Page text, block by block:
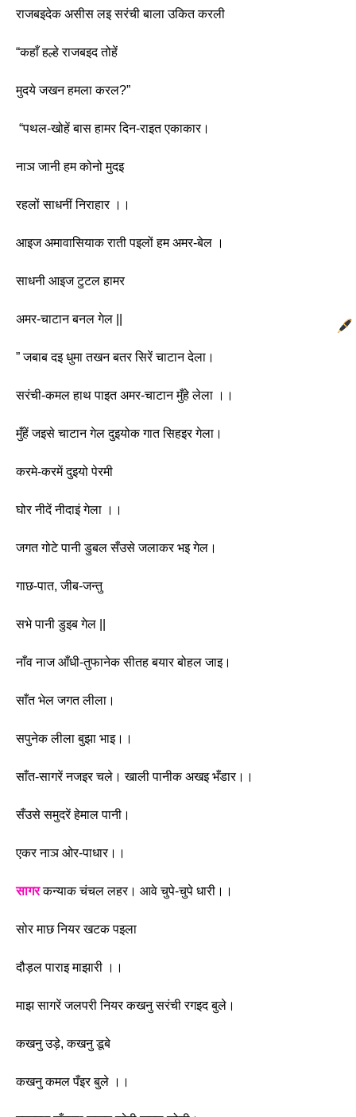
राजबइदेक असीस लइ सरंची बाला उकित करली
“कहाँ हल्हे राजबइद तोहें
मुदये जखन हमला करल?”
“पथल-खोहें बास हामर दिन-राइत एकाकार।
नाञ जानी हम कोनो मुदइ
रहलों साधनीं निराहार ।।
आइज अमावासियाक राती पइलों हम अमर-बेल ।
साधनी आइज टुटल हामर
अमर-चाटान बनल गेल ||
” जबाब दइ धुमा तखन बतर सिरें चाटान देला।
सरंची-कमल हाथ पाइत अमर-चाटान मुँहे लेला ।।
मुँहें जइसे चाटान गेल दुइयोक गात सिहइर गेला।
करमे-करमें दुइयो पेरमी
घोर नीदें नीदाइं गेला ।।
जगत गोटे पानी डुबल सँउसे जलाकर भइ गेल।
गाछ-पात, जीब-जन्तु
सभे पानी डुइब गेल ||
नाँव नाज आँधी-तुफानेक सीतह बयार बोहल जाइ।
साँत भेल जगत लीला।
सपुनेक लीला बुझा भाइ।।
साँत-सागरें नजइर चले। खाली पानीक अखइ भँडार।।
सँउसे समुदरें हेमाल पानी।
एकर नाञ ओर-पाधार।।
सागर कन्याक चंचल लहर। आवे चुपे-चुपे धारी।।
सोर माछ नियर खटक पइला
दौड़ल पाराइ माझारी ।।
माझ सागरें जलपरी नियर कखनु सरंची रगइद बुले।
कखनु उड़े, कखनु डूबे
कखनु कमल पँइर बुले ।।